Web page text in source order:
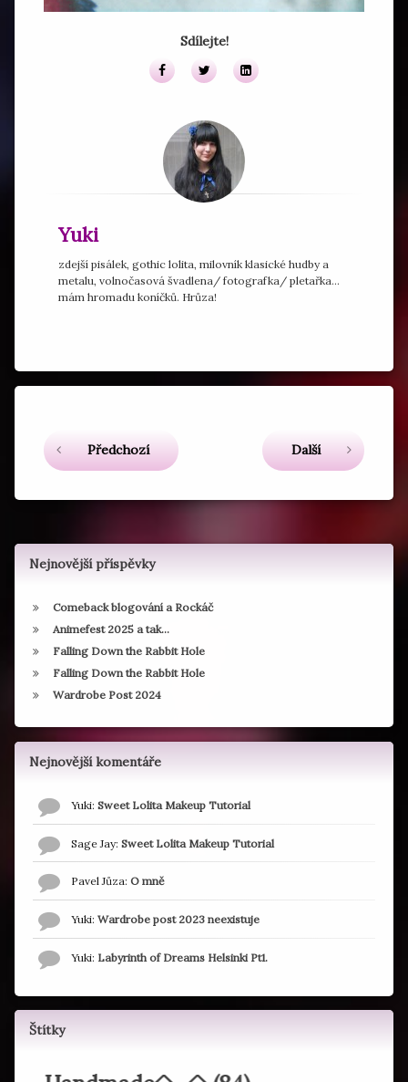
Sdílejte!
FacebookTwitterLinkedIn
Yuki
zdejší pisálek, gothic lolita, milovník klasické hudby a
metalu, volnočasová švadlena/ fotografka/ pletařka...
mám hromadu koníčků. Hrůza!
Předchozí Další
Nejnovější příspěvky
Comeback blogování a Rockáč
Animefest 2025 a tak…
Falling Down the Rabbit Hole
Falling Down the Rabbit Hole
Wardrobe Post 2024
Nejnovější komentáře
Yuki: Sweet Lolita Makeup Tutorial
Sage Jay: Sweet Lolita Makeup Tutorial
Pavel Jůza: O mně
Yuki: Wardrobe post 2023 neexistuje
Yuki: Labyrinth of Dreams Helsinki Pt1.
Štítky